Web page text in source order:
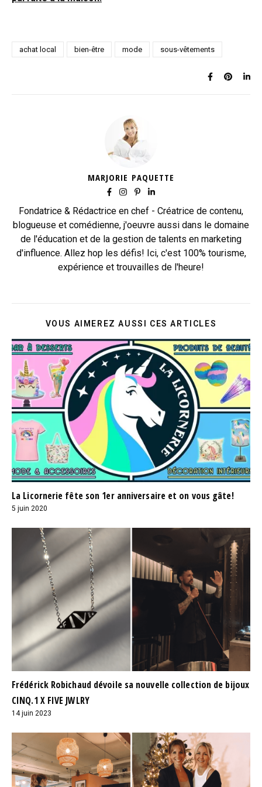
achat local bien-être mode sous-vêtements
MARJORIE PAQUETTE
Fondatrice & Rédactrice en chef - Créatrice de contenu,
blogueuse et comédienne, j'oeuvre aussi dans le domaine
de l'éducation et de la gestion de talents en marketing
d'influence. Allez hop les défis! Ici, c'est 100% tourisme,
expérience et trouvailles de l'heure!
VOUS AIMEREZ AUSSI CES ARTICLES
La Licornerie fête son 1er anniversaire et on vous gâte!
5 juin 2020
Frédérick Robichaud dévoile sa nouvelle collection de bijoux
CINQ.1 X FIVE JWLRY
14 juin 2023